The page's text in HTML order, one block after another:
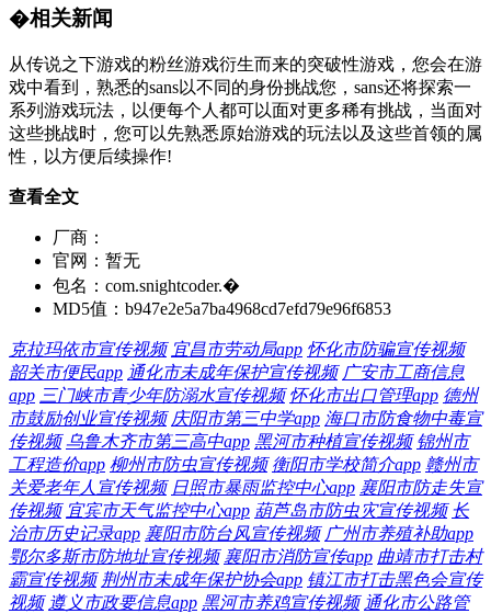
�相关新闻
从传说之下游戏的粉丝游戏衍生而来的突破性游戏，您会在游
戏中看到，熟悉的sans以不同的身份挑战您，sans还将探索一
系列游戏玩法，以便每个人都可以面对更多稀有挑战，当面对
这些挑战时，您可以先熟悉原始游戏的玩法以及这些首领的属
性，以方便后续操作!
查看全文
厂商：
官网： 暂无
包名： com.snightcoder.�
MD5值： b947e2e5a7ba4968cd7efd79e96f6853
克拉玛依市宣传视频 宜昌市劳动局app 怀化市防骗宣传视频
韶关市便民app 通化市未成年保护宣传视频 广安市工商信息
app 三门峡市青少年防溺水宣传视频 怀化市出口管理app 德州
市鼓励创业宣传视频 庆阳市第三中学app 海口市防食物中毒宣
传视频 乌鲁木齐市第三高中app 黑河市种植宣传视频 锦州市
工程造价app 柳州市防虫宣传视频 衡阳市学校简介app 赣州市
关爱老年人宣传视频 日照市暴雨监控中心app 襄阳市防走失宣
传视频 宜宾市天气监控中心app 葫芦岛市防虫灾宣传视频 长
治市历史记录app 襄阳市防台风宣传视频 广州市养殖补助app
鄂尔多斯市防地址宣传视频 襄阳市消防宣传app 曲靖市打击村
霸宣传视频 荆州市未成年保护协会app 镇江市打击黑色会宣传
视频 遵义市政要信息app 黑河市养鸡宣传视频 通化市公路管